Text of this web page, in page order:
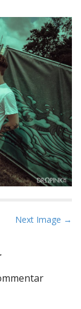
Next Image →